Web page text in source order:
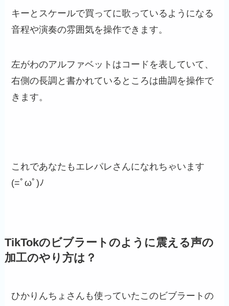
キーとスケールで買ってに歌っているようになる
音程や演奏の雰囲気を操作できます。
左がわのアルファベットはコードを表していて、
右側の長調と書かれているところは曲調を操作で
きます。
これであなたもエレパレさんになれちゃいます
(=ﾟωﾟ)ﾉ
TikTokのビブラートのように震える声の
加工のやり方は？
ひかりんちょさんも使っていたこのビブラートの